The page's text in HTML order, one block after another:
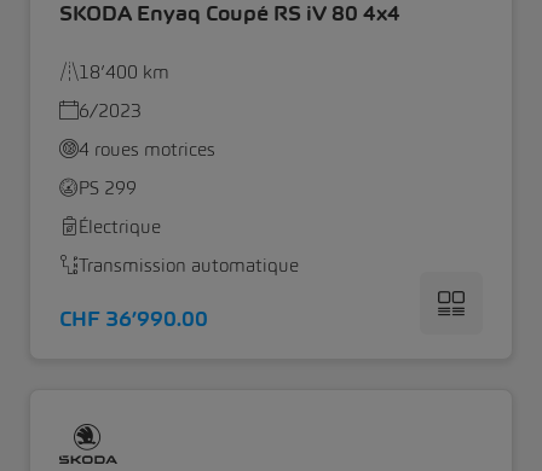
SKODA Enyaq Coupé RS iV 80 4x4
18’400 km
6/2023
4 roues motrices
PS 299
Électrique
Transmission automatique
CHF 36’990.00